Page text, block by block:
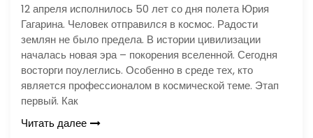
12 апреля исполнилось 50 лет со дня полета Юрия
Гагарина. Человек отправился в космос. Радости
землян не было предела. В истории цивилизации
началась новая эра – покорения вселенной. Сегодня
восторги поулеглись. Особенно в среде тех, кто
является профессионалом в космической теме. Этап
первый. Как
Читать далее